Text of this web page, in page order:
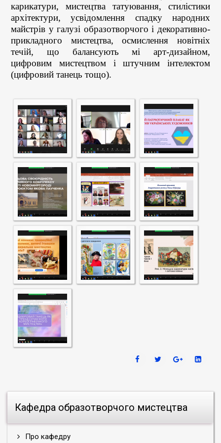
Кафедра образотворчого мистецтва
Про кафедру
карикатури, мистецтва татуювання, стилістики
архітектури, усвідомлення спадку народних
майстрів у галузі образотворчого і декоративно-
прикладного мистецтва, осмислення новітніх
течій, що балансують мі арт-дизайном,
цифровим мистецтвом і штучним інтелектом
(цифровий танець тощо).